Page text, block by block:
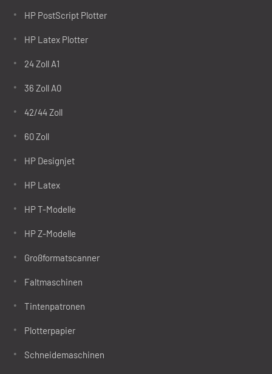
HP PostScript Plotter
HP Latex Plotter
24 Zoll A1
36 Zoll A0
42/44 Zoll
60 Zoll
HP Designjet
HP Latex
HP T-Modelle
HP Z-Modelle
Großformatscanner
Faltmaschinen
Tintenpatronen
Plotterpapier
Schneidemaschinen